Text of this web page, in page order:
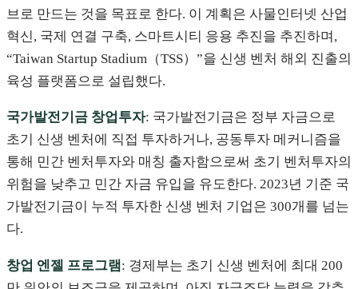
브로 만드는 것을 목표로 한다. 이 계획은 사물인터넷 산업
혁신, 국제 연결 구축, 스마트시티 응용 추진을 추진하며,
“Taiwan Startup Stadium（TSS）”을 신생 벤처 해외 진출의
육성 플랫폼으로 설립했다.
국가발전기금 창업투자: 국가발전기금은 정부 자금으로
초기 신생 벤처에 직접 투자하거나, 공동투자 메커니즘을
통해 민간 벤처투자와 매칭 출자함으로써 초기 벤처투자의
위험을 낮추고 민간 자금 유입을 유도한다. 2023년 기준 국
가발전기금이 누적 투자한 신생 벤처 기업은 300개를 넘는
다.
창업 엔젤 프로그램: 경제부는 초기 신생 벤처에 최대 200